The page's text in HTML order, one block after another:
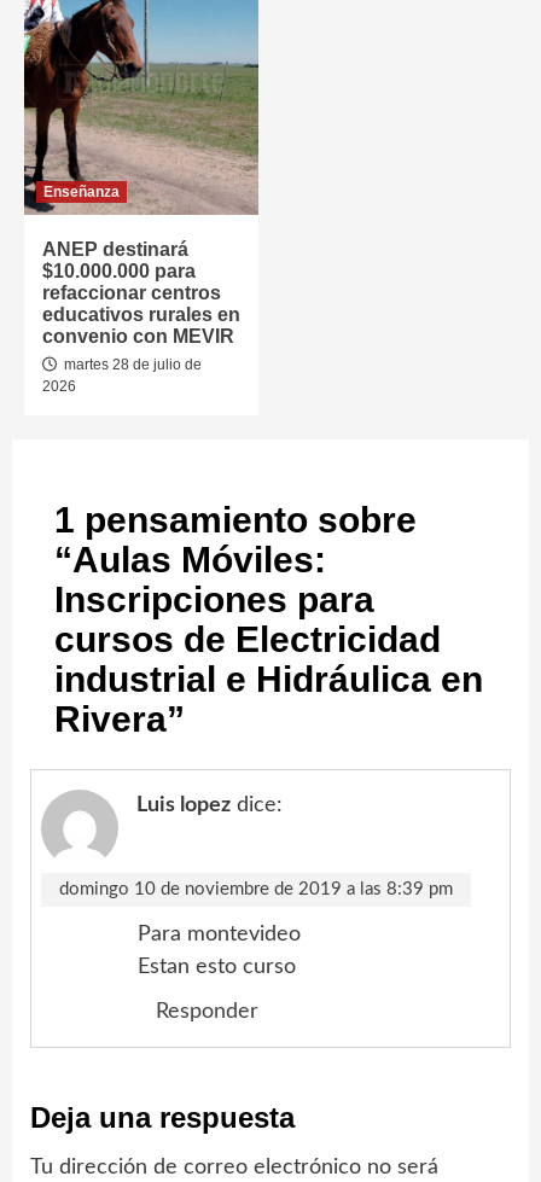
Enseñanza
ANEP destinará
$10.000.000 para
refaccionar centros
educativos rurales en
convenio con MEVIR
martes 28 de julio de
2026
1 pensamiento sobre
“Aulas Móviles:
Inscripciones para
cursos de Electricidad
industrial e Hidráulica en
Rivera”
Luis lopez dice:
domingo 10 de noviembre de 2019 a las 8:39 pm
Para montevideo
Estan esto curso
Responder
Deja una respuesta
Tu dirección de correo electrónico no será